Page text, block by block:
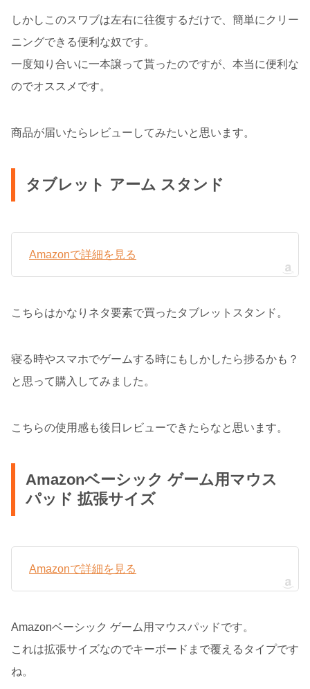
しかしこのスワブは左右に往復するだけで、簡単にクリー
ニングできる便利な奴です。
一度知り合いに一本譲って貰ったのですが、本当に便利な
のでオススメです。
商品が届いたらレビューしてみたいと思います。
タブレット アーム スタンド
Amazonで詳細を見る
こちらはかなりネタ要素で買ったタブレットスタンド。
寝る時やスマホでゲームする時にもしかしたら捗るかも？
と思って購入してみました。
こちらの使用感も後日レビューできたらなと思います。
Amazonベーシック ゲーム用マウス
パッド 拡張サイズ
Amazonで詳細を見る
Amazonベーシック ゲーム用マウスパッドです。
これは拡張サイズなのでキーボードまで覆えるタイプです
ね。